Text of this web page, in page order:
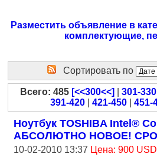
Разместить объявление в
комплектующие,
Сортировать по
Всего: 485 [<<300<<] 301-330
391-420| 421-450| 451-
Ноутбук TOSHIBA Intel®
АБСОЛЮТНО НОВОЕ!
10-02-2010 13:37 Цена: 900